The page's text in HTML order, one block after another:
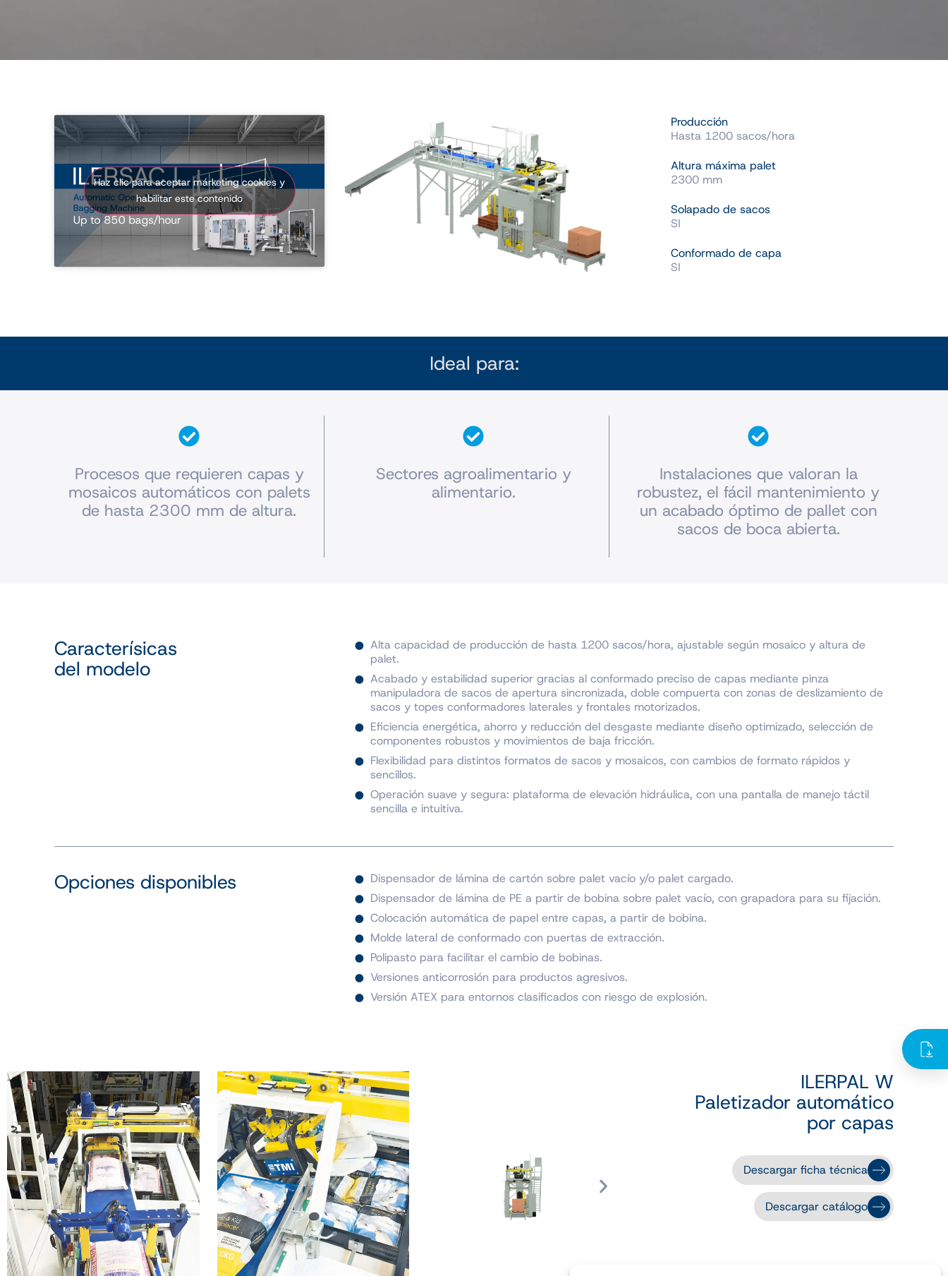
Haz clic para aceptar márketing cookies y
habilitar este contenido
Producción
Hasta 1200 sacos/hora
Altura máxima palet
2300 mm
Solapado de sacos
SI
Conformado de capa
SI
Ideal para:
Procesos que requieren capas y
mosaicos automáticos con palets
de hasta 2300 mm de altura.
Sectores agroalimentario y
alimentario.
Instalaciones que valoran la
robustez, el fácil mantenimiento y
un acabado óptimo de pallet con
sacos de boca abierta.
Caracterísicas
del modelo
Alta capacidad de producción de hasta 1200 sacos/hora, ajustable según mosaico y altura de
palet.
Acabado y estabilidad superior gracias al conformado preciso de capas mediante pinza
manipuladora de sacos de apertura sincronizada, doble compuerta con zonas de deslizamiento de
sacos y topes conformadores laterales y frontales motorizados.
Eficiencia energética, ahorro y reducción del desgaste mediante diseño optimizado, selección de
componentes robustos y movimientos de baja fricción.
Flexibilidad para distintos formatos de sacos y mosaicos, con cambios de formato rápidos y
sencillos.
Operación suave y segura: plataforma de elevación hidráulica, con una pantalla de manejo táctil
sencilla e intuitiva.
Opciones disponibles
Dispensador de lámina de cartón sobre palet vacío y/o palet cargado.
Dispensador de lámina de PE a partir de bobina sobre palet vacío, con grapadora para su fijación.
Colocación automática de papel entre capas, a partir de bobina.
Molde lateral de conformado con puertas de extracción.
Polipasto para facilitar el cambio de bobinas.
Versiones anticorrosión para productos agresivos.
Versión ATEX para entornos clasificados con riesgo de explosión.
ILERPAL W
Paletizador automático
por capas
Descargar ficha técnica
Descargar catálogo